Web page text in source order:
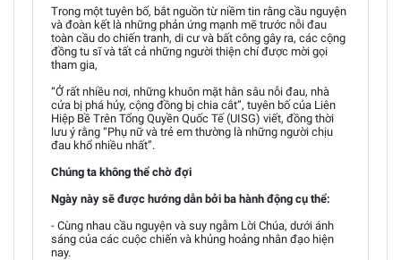
Trong một tuyên bố, bắt nguồn từ niềm tin rằng cầu nguyện
và đoàn kết là những phản ứng mạnh mẽ trước nỗi đau
toàn cầu do chiến tranh, di cư và bất công gây ra, các cộng
đồng tu sĩ và tất cả những người thiện chí được mời gọi
tham gia,
“Ở rất nhiều nơi, những khuôn mặt hằn sâu nỗi đau, nhà
cửa bị phá hủy, cộng đồng bị chia cắt”, tuyên bố của Liên
Hiệp Bề Trên Tổng Quyền Quốc Tế (UISG) viết, đồng thời
lưu ý rằng “Phụ nữ và trẻ em thường là những người chịu
đau khổ nhiều nhất”.
Chúng ta không thể chờ đợi
Ngày này sẽ được hướng dẫn bởi ba hành động cụ thể:
- Cùng nhau cầu nguyện và suy ngẫm Lời Chúa, dưới ánh
sáng của các cuộc chiến và khủng hoảng nhân đạo hiện
nay.